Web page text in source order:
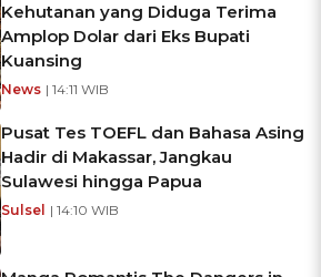
Kehutanan yang Diduga Terima
Amplop Dolar dari Eks Bupati
Kuansing
News | 14:11 WIB
Pusat Tes TOEFL dan Bahasa Asing
Hadir di Makassar, Jangkau
Sulawesi hingga Papua
Sulsel | 14:10 WIB